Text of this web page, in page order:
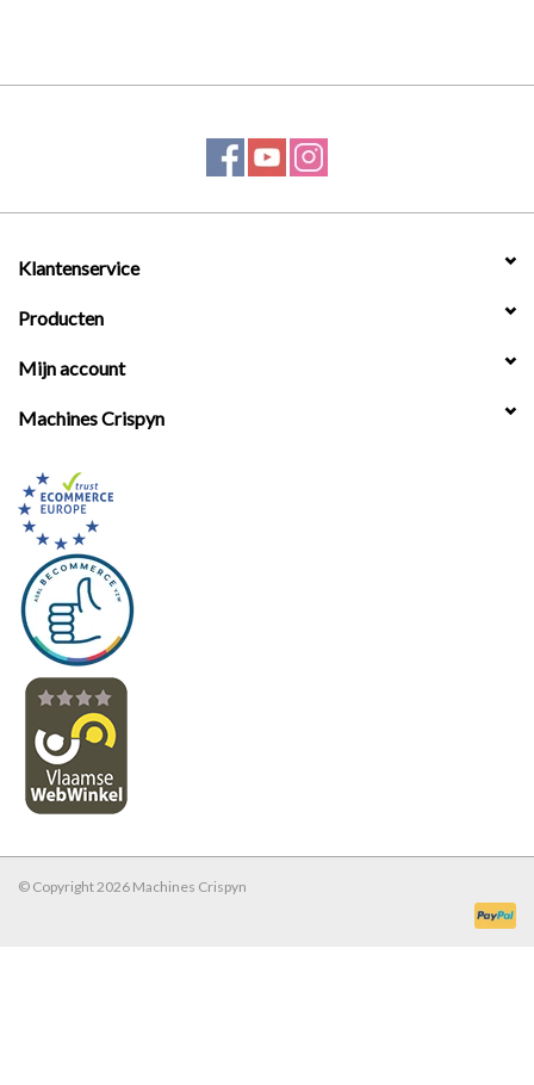
Klantenservice
Producten
Mijn account
Machines Crispyn
© Copyright 2026 Machines Crispyn